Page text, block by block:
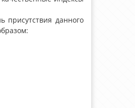
присутствия данного